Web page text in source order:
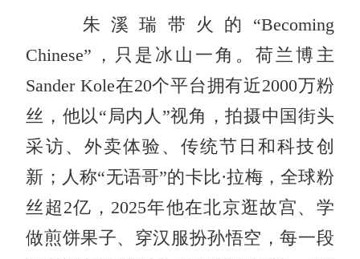
朱溪瑞带火的“Becoming
Chinese”，只是冰山一角。荷兰博主
Sander Kole在20个平台拥有近2000万粉
丝，他以“局内人”视角，拍摄中国街头
采访、外卖体验、传统节日和科技创
新；人称“无语哥”的卡比·拉梅，全球粉
丝超2亿，2025年他在北京逛故宫、学
做煎饼果子、穿汉服扮孙悟空，每一段